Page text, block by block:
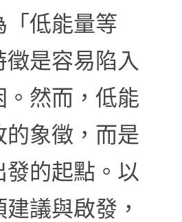
「低能量等
是容易陷入
。然而，低能
的象徵，而是
的起點。以
議與啟發，